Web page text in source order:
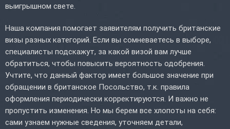
выигрышном свете.
Наша компания помогает заявителям получить британские
визы разных категорий. Если вы сомневаетесь в выборе,
специалисты подскажут, за какой визой вам лучше
обратиться, чтобы повысить вероятность одобрения.
Учтите, что данный фактор имеет большое значение при
обращении в британское Посольство, т.к. правила
оформления периодически корректируются. И важно не
пропустить изменения. Но мы берем все хлопоты на себя:
сами узнаем нужные сведения, уточняем детали,